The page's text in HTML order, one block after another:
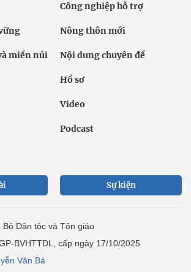
Công nghiệp hỗ trợ
Nông thôn mới
miền núi Nội dung chuyên đề
Hồ sơ
Video
Podcast
Sự kiện
Dân tộc và Tôn giáo
BVHTTDL, cấp ngày 17/10/2025
Văn Bá